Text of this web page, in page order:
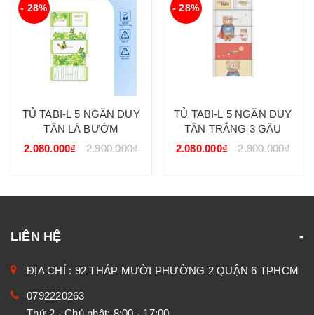
- 28%
TỦ TABI-L 5 NGĂN DUY
TÂN LÁ BƯỚM
2.080.000₫
2.900.000₫
- 28%
TỦ TABI-L 5 NGĂN DUY
TÂN TRẮNG 3 GẤU
2.080.000₫
2.900.000₫
LIÊN HỆ
ĐỊA CHỈ : 92 THÁP MƯỜI PHƯỜNG 2 QUẬN 6 TPHCM
0792220263